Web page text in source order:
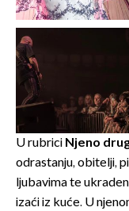
U rubrici Njeno
odrastanju, obitelji,
ljubavima te
izaći iz kuće. U